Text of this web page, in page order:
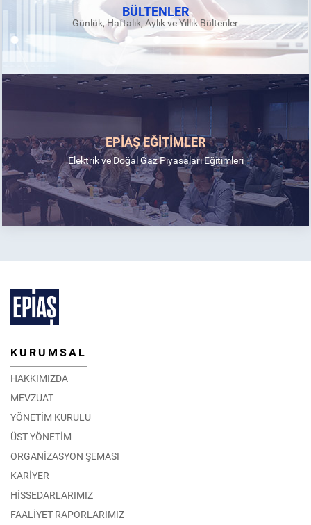
BÜLTENLER
Günlük, Haftalık, Aylık ve Yıllık Bültenler
EPİAŞ EĞİTİMLER
Elektrik ve Doğal Gaz Piyasaları Eğitimleri
KURUMSAL
HAKKIMIZDA
MEVZUAT
YÖNETİM KURULU
ÜST YÖNETİM
ORGANİZASYON ŞEMASI
KARİYER
HİSSEDARLARIMIZ
FAALİYET RAPORLARIMIZ